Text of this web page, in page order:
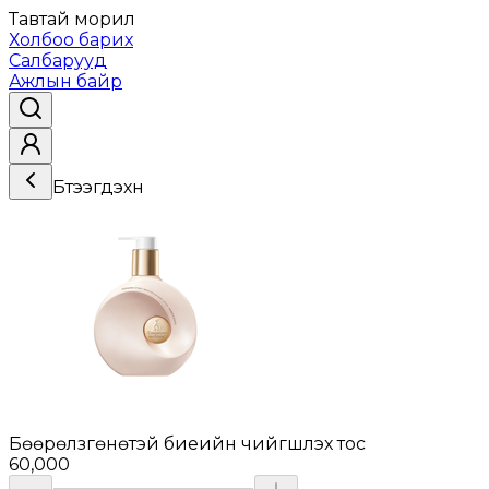
Тавтай морил
Холбоо барих
Салбарууд
Ажлын байр
Бүтээгдэхүүн
Бөөрөлзгөнөтэй биеийн чийгшүүлэх тос
60,000